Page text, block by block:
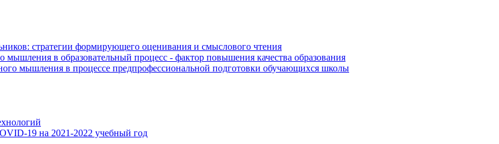
стратегии формирующего оценивания и смыслового чтения
в образовательный процесс - фактор повышения качества образования
мышления в процессе предпрофессиональной подготовки обучающихся школы
19 на 2021-2022 учебный год